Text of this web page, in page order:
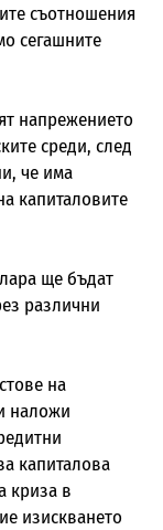
съотношения
сегашните
напрежението
среди, след
че има
капиталовите
ще бъдат
различни
на
наложи
капиталова
криза в
изискването